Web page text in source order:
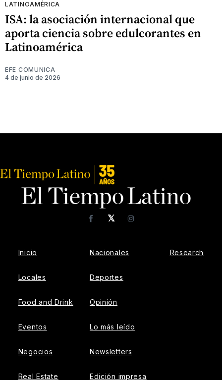
LATINOAMÉRICA
ISA: la asociación internacional que
aporta ciencia sobre edulcorantes en
Latinoamérica
EFE COMUNICA
4 de junio de 2026
𝕏
FacebookInstagram
Inicio
Locales
Food and Drink
Eventos
Negocios
Real Estate
Nacionales
Deportes
Opinión
Lo más leído
Newsletters
Edición impresa
Research